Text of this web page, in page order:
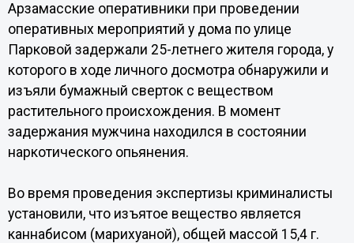
Арзамасские оперативники при проведении
оперативных мероприятий у дома по улице
Парковой задержали 25-летнего жителя города, у
которого в ходе личного досмотра обнаружили и
изъяли бумажный сверток с веществом
растительного происхождения. В момент
задержания мужчина находился в состоянии
наркотического опьянения.
Во время проведения экспертизы криминалисты
установили, что изъятое вещество является
каннабисом (марихуаной), общей массой 15,4 г.